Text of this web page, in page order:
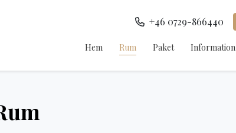
+46 0729-866440
Hem Rum Paket Information